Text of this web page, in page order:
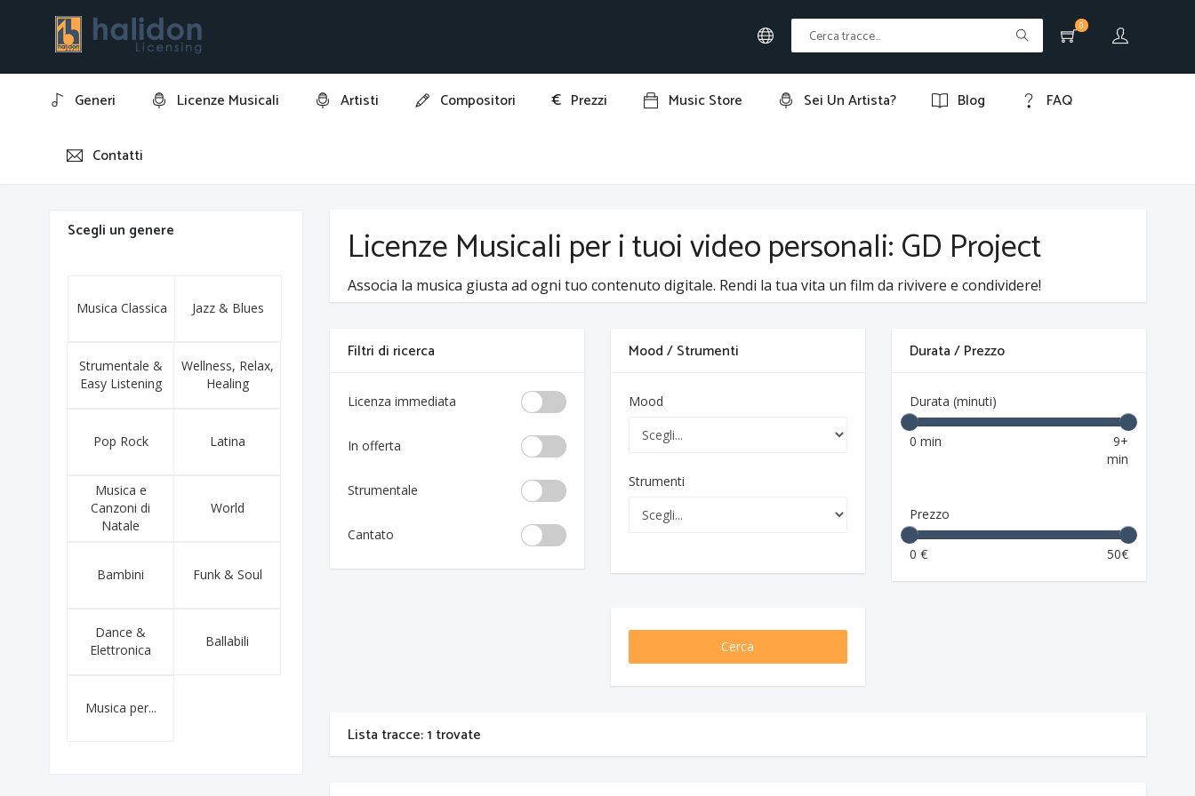
0
Generi Licenze Musicali Artisti Compositori € Prezzi Music Store Sei Un Artista? Blog FAQ
Contatti
Home GD Project
Scegli un genere
Musica Classica Jazz & Blues
Strumentale &
Easy Listening
Wellness, Relax,
Healing
Pop Rock Latina
Musica e
Canzoni di
Natale
World
Bambini Funk & Soul
Dance &
Elettronica
Ballabili
Musica per...
Licenze Musicali per i tuoi video personali: GD Project
Associa la musica giusta ad ogni tuo contenuto digitale. Rendi la tua vita un film da rivivere e condividere!
Filtri di ricerca
Licenza immediata
In offerta
Strumentale
Cantato
Mood / Strumenti
Mood
Strumenti
Durata / Prezzo
Durata (minuti)
0 min
9+
min
Prezzo
0 € 50€
Cerca
Lista tracce: 1 trovate